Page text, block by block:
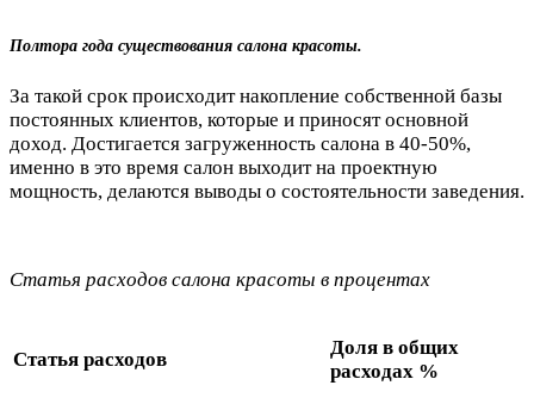
Полтора года существования салона красоты.
За такой срок происходит накопление собственной базы
постоянных клиентов, которые и приносят основной
доход. Достигается загруженность салона в 40-50%,
именно в это время салон выходит на проектную
мощность, делаются выводы о состоятельности заведения.
Статья расходов салона красоты в процентах
Статья расходов
Доля в общих
расходах %